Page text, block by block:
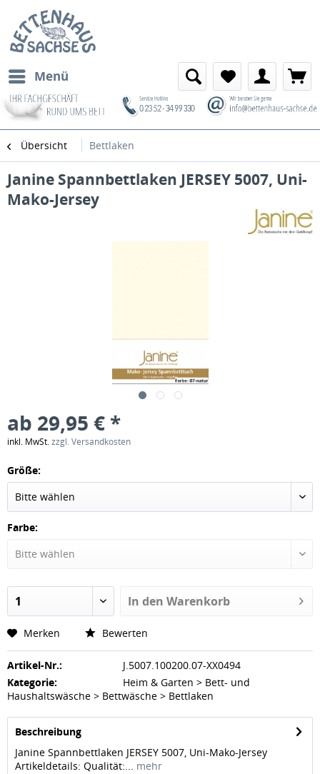
Menü
Übersicht Bettlaken
Janine Spannbettlaken JERSEY 5007, Uni-
Mako-Jersey
ab 29,95 € *
inkl. MwSt.zzgl. Versandkosten
Größe:
Farbe:
In den Warenkorb
Merken Bewerten
Artikel-Nr.:
J.5007.100200.07-XX0494
Kategorie:
Heim & Garten > Bett- und
Haushaltswäsche > Bettwäsche > Bettlaken
Beschreibung
Janine Spannbettlaken JERSEY 5007, Uni-Mako-Jersey
Artikeldetails: Qualität:... mehr